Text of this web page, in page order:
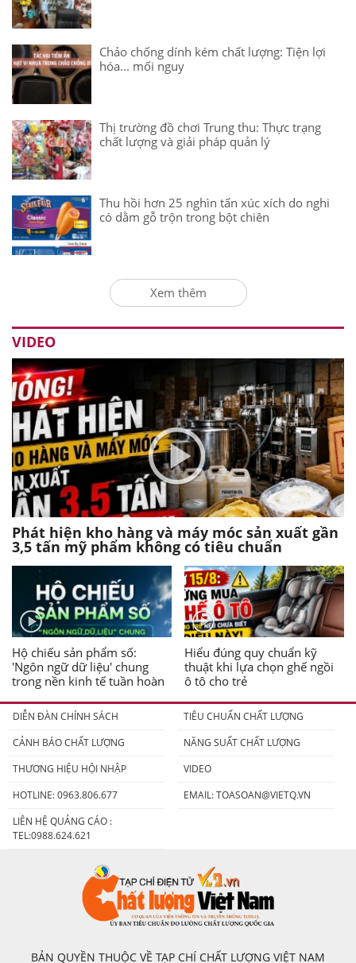
Chảo chống dính kém chất lượng: Tiện lợi
hóa... mối nguy
Thị trường đồ chơi Trung thu: Thực trạng
chất lượng và giải pháp quản lý
Thu hồi hơn 25 nghìn tấn xúc xích do nghi
có dằm gỗ trộn trong bột chiên
Xem thêm
VIDEO
Phát hiện kho hàng và máy móc sản xuất gần
3,5 tấn mỹ phẩm không có tiêu chuẩn
Hộ chiếu sản phẩm số:
'Ngôn ngữ dữ liệu' chung
trong nền kinh tế tuần hoàn
Hiểu đúng quy chuẩn kỹ
thuật khi lựa chọn ghế ngồi
ô tô cho trẻ
DIỄN ĐÀN CHÍNH SÁCH
TIÊU CHUẨN CHẤT LƯỢNG
CẢNH BÁO CHẤT LƯỢNG
NĂNG SUẤT CHẤT LƯỢNG
THƯƠNG HIỆU HỘI NHẬP
VIDEO
HOTLINE: 0963.806.677
EMAIL:TOASOAN@VIETQ.VN
LIÊN HỆ QUẢNG CÁO :
TEL:0988.624.621
BẢN QUYỀN THUỘC VỀ TẠP CHÍ CHẤT LƯỢNG VIỆT NAM